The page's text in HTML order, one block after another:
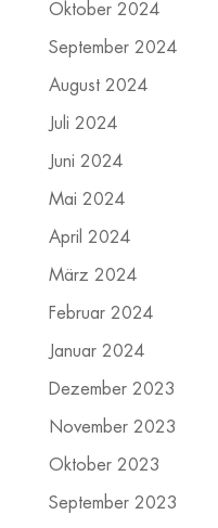
Oktober 2024
September 2024
August 2024
Juli 2024
Juni 2024
Mai 2024
April 2024
März 2024
Februar 2024
Januar 2024
Dezember 2023
November 2023
Oktober 2023
September 2023